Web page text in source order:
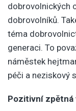
dobrovolnických
dobrovolníků.
téma
generaci. To
náměstek
péči a neziskový
Pozitivní zpětná